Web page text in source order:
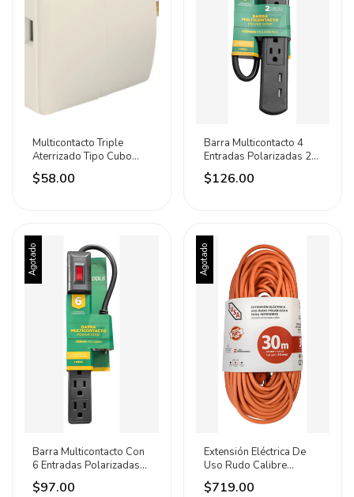
Multicontacto Triple
Aterrizado Tipo Cubo
Volteck
$58.00
Barra Multicontacto 4
Entradas Polarizadas 2
Usb Techtools Negro
$126.00
Agotado
Barra Multicontacto Con
6 Entradas Polarizadas
Techtools Negro
$97.00
Agotado
Extensión Eléctrica De
Uso Rudo Calibre
16awg 30 Metros Iusa
$719.00